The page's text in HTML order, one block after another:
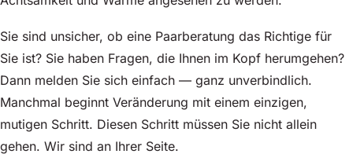
Sie sind unsicher, ob eine Paarberatung das Richtige für
Sie ist? Sie haben Fragen, die Ihnen im Kopf herumgehen?
Dann melden Sie sich einfach — ganz unverbindlich.
Manchmal beginnt Veränderung mit einem einzigen,
mutigen Schritt. Diesen Schritt müssen Sie nicht allein
gehen. Wir sind an Ihrer Seite.